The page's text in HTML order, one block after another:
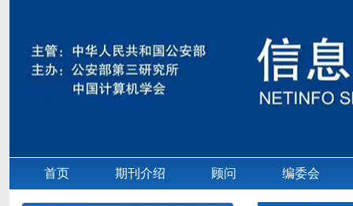
首页 期刊介绍 顾问 编委会